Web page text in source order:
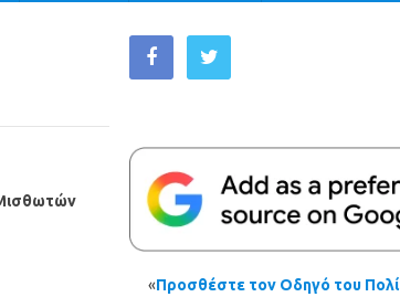
«Προσθέστε τον Οδηγό του